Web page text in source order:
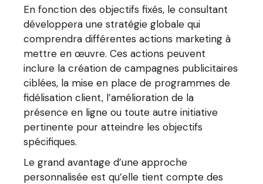
En fonction des objectifs fixés, le consultant
développera une stratégie globale qui
comprendra différentes actions marketing à
mettre en œuvre. Ces actions peuvent
inclure la création de campagnes publicitaires
ciblées, la mise en place de programmes de
fidélisation client, l’amélioration de la
présence en ligne ou toute autre initiative
pertinente pour atteindre les objectifs
spécifiques.
Le grand avantage d’une approche
personnalisée est qu’elle tient compte des